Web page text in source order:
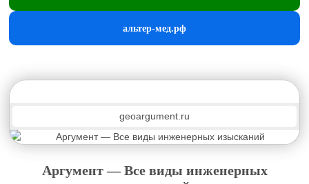
альтер-мед.рф
geoargument.ru
Аргумент — Все виды инженерных